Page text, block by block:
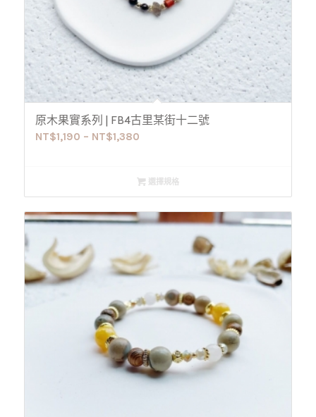
原木果實系列 | FB4古里某街十二號
NT$1,190 – NT$1,380
選擇規格